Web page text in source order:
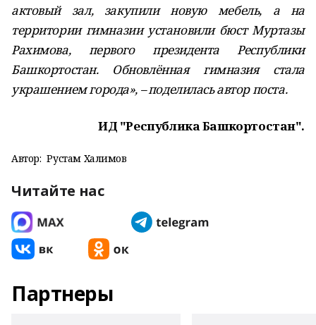
актовый зал, закупили новую мебель, а на
территории гимназии установили бюст Муртазы
Рахимова, первого президента Республики
Башкортостан. Обновлённая гимназия стала
украшением города», – поделилась автор поста.
ИД "Республика Башкортостан".
Автор: Рустам Халимов
Читайте нас
Партнеры